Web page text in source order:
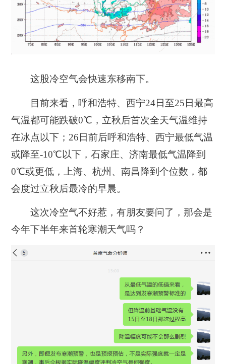
这股冷空气会快速东移南下。
目前来看，呼和浩特、西宁24日至25日最高
气温都可能跌破0℃，立秋后首次全天气温维持
在冰点以下；26日前后呼和浩特、西宁最低气温
或降至-10℃以下，石家庄、济南最低气温降到
0℃或更低，上海、杭州、南昌降到个位数，都
会度过立秋后最冷的早晨。
这次冷空气不好惹，有朋友要问了，那会是
今年下半年来首轮寒潮天气吗？